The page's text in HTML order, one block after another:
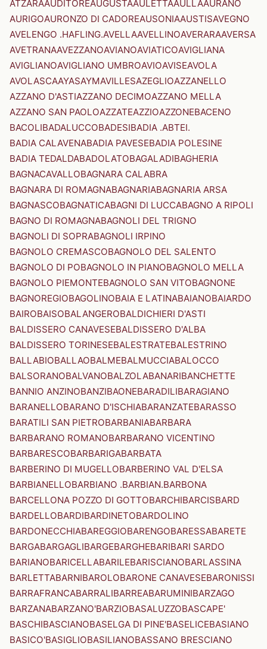
ATZARAAUDITOREAUGUSTAAULETTAAULLAAURANO
AURIGOAURONZO DI CADOREAUSONIAAUSTISAVEGNO
AVELENGO .HAFLING.AVELLAAVELLINOAVERARAAVERSA
AVETRANAAVEZZANOAVIANOAVIATICOAVIGLIANA
AVIGLIANOAVIGLIANO UMBROAVIOAVISEAVOLA
AVOLASCAAYASAYMAVILLESAZEGLIOAZZANELLO
AZZANO D'ASTIAZZANO DECIMOAZZANO MELLA
AZZANO SAN PAOLOAZZATEAZZIOAZZONEBACENO
BACOLIBADALUCCOBADESIBADIA .ABTEI.
BADIA CALAVENABADIA PAVESEBADIA POLESINE
BADIA TEDALDABADOLATOBAGALADIBAGHERIA
BAGNACAVALLOBAGNARA CALABRA
BAGNARA DI ROMAGNABAGNARIABAGNARIA ARSA
BAGNASCOBAGNATICABAGNI DI LUCCABAGNO A RIPOLI
BAGNO DI ROMAGNABAGNOLI DEL TRIGNO
BAGNOLI DI SOPRABAGNOLI IRPINO
BAGNOLO CREMASCOBAGNOLO DEL SALENTO
BAGNOLO DI POBAGNOLO IN PIANOBAGNOLO MELLA
BAGNOLO PIEMONTEBAGNOLO SAN VITOBAGNONE
BAGNOREGIOBAGOLINOBAIA E LATINABAIANOBAIARDO
BAIROBAISOBALANGEROBALDICHIERI D'ASTI
BALDISSERO CANAVESEBALDISSERO D'ALBA
BALDISSERO TORINESEBALESTRATEBALESTRINO
BALLABIOBALLAOBALMEBALMUCCIABALOCCO
BALSORANOBALVANOBALZOLABANARIBANCHETTE
BANNIO ANZINOBANZIBAONEBARADILIBARAGIANO
BARANELLOBARANO D'ISCHIABARANZATEBARASSO
BARATILI SAN PIETROBARBANIABARBARA
BARBARANO ROMANOBARBARANO VICENTINO
BARBARESCOBARBARIGABARBATA
BARBERINO DI MUGELLOBARBERINO VAL D'ELSA
BARBIANELLOBARBIANO .BARBIAN.BARBONA
BARCELLONA POZZO DI GOTTOBARCHIBARCISBARD
BARDELLOBARDIBARDINETOBARDOLINO
BARDONECCHIABAREGGIOBARENGOBARESSABARETE
BARGABARGAGLIBARGEBARGHEBARIBARI SARDO
BARIANOBARICELLABARILEBARISCIANOBARLASSINA
BARLETTABARNIBAROLOBARONE CANAVESEBARONISSI
BARRAFRANCABARRALIBARREABARUMINIBARZAGO
BARZANABARZANO'BARZIOBASALUZZOBASCAPE'
BASCHIBASCIANOBASELGA DI PINE'BASELICEBASIANO
BASICO'BASIGLIOBASILIANOBASSANO BRESCIANO